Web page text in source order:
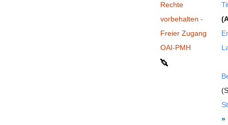
Rechte
vorbehalten -
Freier Zugang
OAI-PMH
»